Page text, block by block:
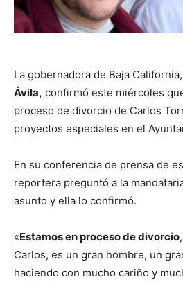
La gobernadora de Baja California,
Ávila, confirmó este miércoles
proceso de divorcio de Carlos
proyectos especiales en el
En su conferencia de prensa de
reportera preguntó a la
asunto y ella lo confirmó.
«Estamos en proceso de divorcio
Carlos, es un gran hombre, un
haciendo con mucho cariño y